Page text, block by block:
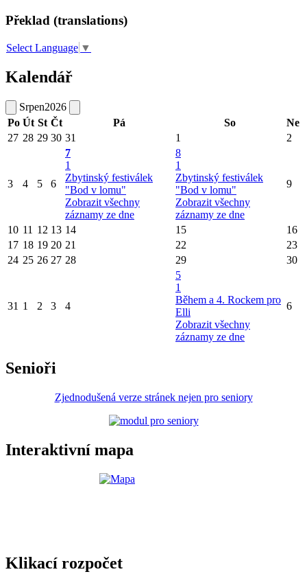
Překlad (translations)
Select Language ▼
Kalendář
Srpen2026
Po Út St Čt Pá So
Ne
27 28 29 30 31 1 2
3 4 5 6
7
1
Zbytinský festiválek
"Bod v lomu"
Zobrazit všechny
záznamy ze dne
8
1
Zbytinský festiválek
"Bod v lomu"
Zobrazit všechny
záznamy ze dne
9
10 11 12 13 14 15
16
17 18 19 20 21 22
23
24 25 26 27 28 29 30
31 1 2 3 4
5
1
Během a 4. Rockem pro
Elli
Zobrazit všechny
záznamy ze dne
6
Senioři
Zjednodušená verze stránek nejen pro seniory
Interaktivní mapa
Klikací rozpočet